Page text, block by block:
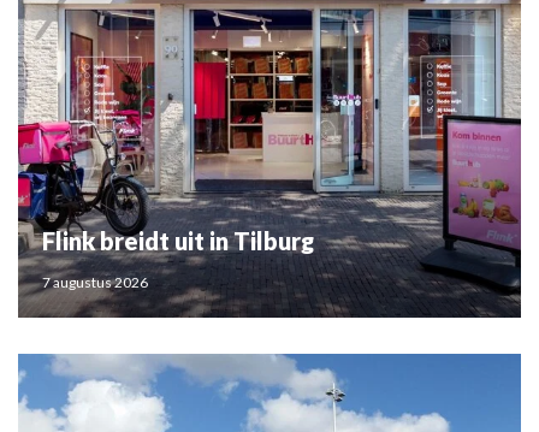
Flink breidt uit in Tilburg
7 augustus 2026